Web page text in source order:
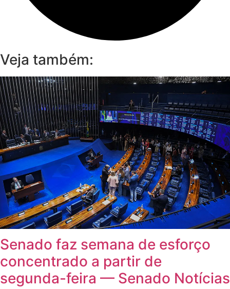
Veja também:
Senado faz semana de esforço
concentrado a partir de
segunda-feira — Senado Notícias